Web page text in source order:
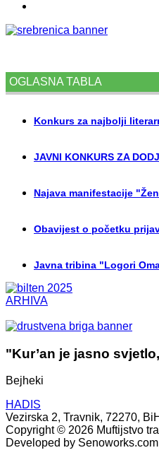
OGLASNA TABLA
Konkurs za najbolji
JAVNI KONKURS ZA
Najava manifestacije
Obavijest o početku
Javna tribina "Logori
ARHIVA
"Kur’an je jasno
Bejheki
HADIS
Vezirska 2, Travnik, 72270,
Copyright © 2026 Muftijstvo
Developed by Senoworks.com